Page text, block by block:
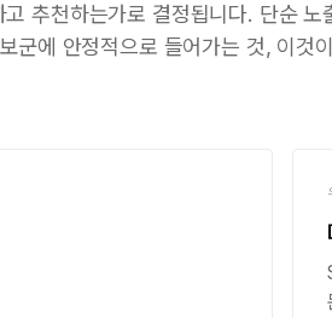
추천하는가로 결정됩니다. 단순 노
군에 안정적으로 들어가는 것, 이것